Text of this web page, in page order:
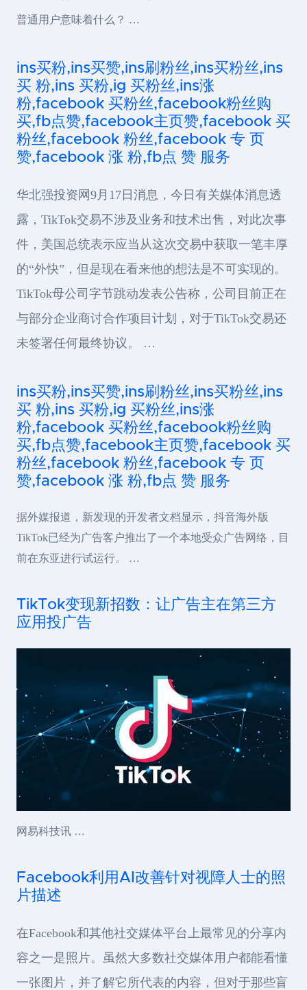
普通用户意味着什么？ …
ins买粉,ins买赞,ins刷粉丝,ins买粉丝,ins
买 粉,ins 买粉,ig 买粉丝,ins涨
粉,facebook 买粉丝,facebook粉丝购
买,fb点赞,facebook主页赞,facebook 买
粉丝,facebook 粉丝,facebook 专 页
赞,facebook 涨 粉,fb点 赞 服务
华北强投资网9月17日消息，今日有关媒体消息透
露，TikTok交易不涉及业务和技术出售，对此次事
件，美国总统表示应当从这次交易中获取一笔丰厚
的“外快”，但是现在看来他的想法是不可实现的。
TikTok母公司字节跳动发表公告称，公司目前正在
与部分企业商讨合作项目计划，对于TikTok交易还
未签署任何最终协议。 …
ins买粉,ins买赞,ins刷粉丝,ins买粉丝,ins
买 粉,ins 买粉,ig 买粉丝,ins涨
粉,facebook 买粉丝,facebook粉丝购
买,fb点赞,facebook主页赞,facebook 买
粉丝,facebook 粉丝,facebook 专 页
赞,facebook 涨 粉,fb点 赞 服务
据外媒报道，新发现的开发者文档显示，抖音海外版
TikTok已经为广告客户推出了一个本地受众广告网络，目
前在东亚进行试运行。 …
TikTok变现新招数：让广告主在第三方
应用投广告
网易科技讯 …
Facebook利用AI改善针对视障人士的照
片描述
在Facebook和其他社交媒体平台上最常见的分享内
容之一是照片。虽然大多数社交媒体用户都能看懂
一张图片，并了解它所代表的内容，但对于那些盲